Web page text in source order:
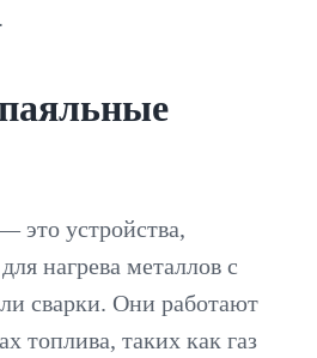
это устройства,
нагрева металлов с
сварки. Они работают
топлива, таких как газ